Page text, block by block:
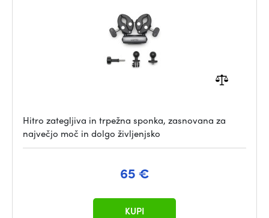
Hitro zategljiva in trpežna sponka, zasnovana za
največjo moč in dolgo življenjsko
65 €
KUPI